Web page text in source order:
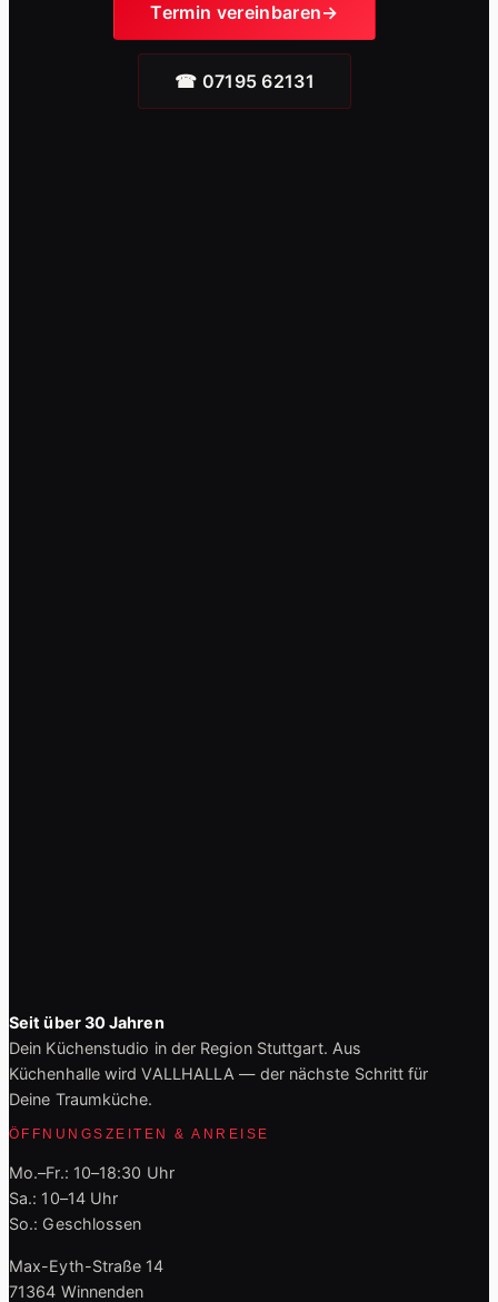
Termin vereinbaren
☎ 07195 62131
Seit über 30 Jahren
Dein Küchenstudio in der Region Stuttgart. Aus
Küchenhalle wird VALLHALLA — der nächste Schritt für
Deine Traumküche.
ÖFFNUNGSZEITEN & ANREISE
Mo.–Fr.: 10–18:30 Uhr
Sa.: 10–14 Uhr
So.: Geschlossen
Max-Eyth-Straße 14
71364 Winnenden